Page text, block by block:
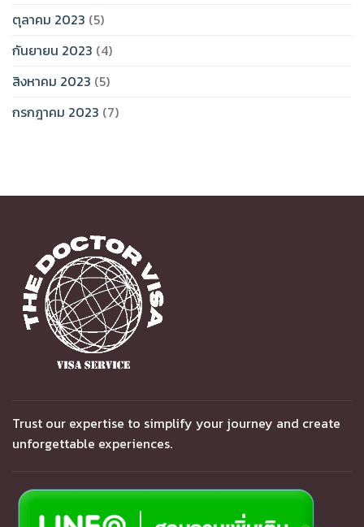
ตุลาคม 2023 (5)
กันยายน 2023 (4)
สิงหาคม 2023 (5)
กรกฎาคม 2023 (7)
Trust our expertise to simplify your journey and create
unforgettable experiences.